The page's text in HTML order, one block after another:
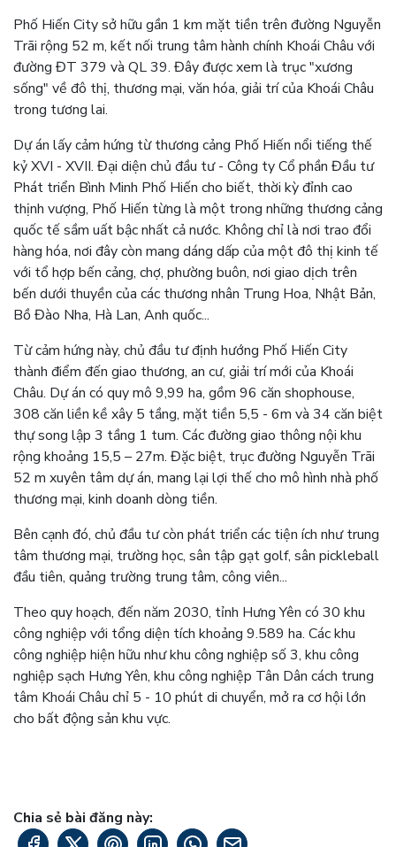
Phố Hiến City sở hữu gần 1 km mặt tiền trên đường Nguyễn
Trãi rộng 52 m, kết nối trung tâm hành chính Khoái Châu với
đường ĐT 379 và QL 39. Đây được xem là trục "xương
sống" về đô thị, thương mại, văn hóa, giải trí của Khoái Châu
trong tương lai.
Dự án lấy cảm hứng từ thương cảng Phố Hiến nổi tiếng thế
kỷ XVI - XVII. Đại diện chủ đầu tư - Công ty Cổ phần Đầu tư
Phát triển Bình Minh Phố Hiến cho biết, thời kỳ đỉnh cao
thịnh vượng, Phố Hiến từng là một trong những thương cảng
quốc tế sầm uất bậc nhất cả nước. Không chỉ là nơi trao đổi
hàng hóa, nơi đây còn mang dáng dấp của một đô thị kinh tế
với tổ hợp bến cảng, chợ, phường buôn, nơi giao dịch trên
bến dưới thuyền của các thương nhân Trung Hoa, Nhật Bản,
Bồ Đào Nha, Hà Lan, Anh quốc...
Từ cảm hứng này, chủ đầu tư định hướng Phố Hiến City
thành điểm đến giao thương, an cư, giải trí mới của Khoái
Châu. Dự án có quy mô 9,99 ha, gồm 96 căn shophouse,
308 căn liền kề xây 5 tầng, mặt tiền 5,5 - 6m và 34 căn biệt
thự song lập 3 tầng 1 tum. Các đường giao thông nội khu
rộng khoảng 15,5 – 27m. Đặc biệt, trục đường Nguyễn Trãi
52 m xuyên tâm dự án, mang lại lợi thế cho mô hình nhà phố
thương mại, kinh doanh dòng tiền.
Bên cạnh đó, chủ đầu tư còn phát triển các tiện ích như trung
tâm thương mại, trường học, sân tập gạt golf, sân pickleball
đầu tiên, quảng trường trung tâm, công viên...
Theo quy hoạch, đến năm 2030, tỉnh Hưng Yên có 30 khu
công nghiệp với tổng diện tích khoảng 9.589 ha. Các khu
công nghiệp hiện hữu như khu công nghiệp số 3, khu công
nghiệp sạch Hưng Yên, khu công nghiệp Tân Dân cách trung
tâm Khoái Châu chỉ 5 - 10 phút di chuyển, mở ra cơ hội lớn
cho bất động sản khu vực.
Chia sẻ bài đăng này: